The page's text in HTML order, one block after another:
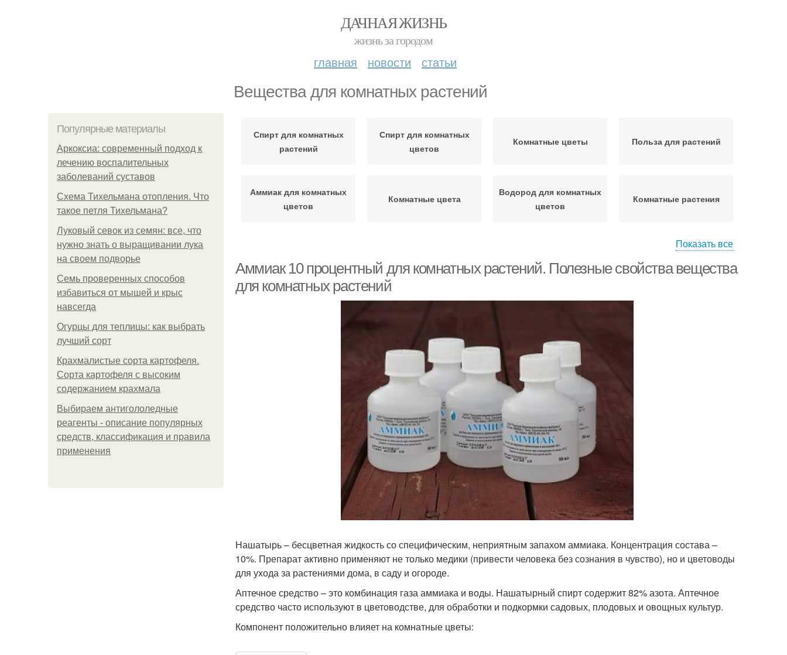
ДАЧНАЯ ЖИЗНЬ
жизнь за городом
главная новости статьи
Вещества для комнатных растений
Популярные материалы
Аркоксиа: современный подход к
лечению воспалительных
заболеваний суставов
Схема Тихельмана отопления. Что
такое петля Тихельмана?
Луковый севок из семян: все, что
нужно знать о выращивании лука
на своем подворье
Семь проверенных способов
избавиться от мышей и крыс
навсегда
Огурцы для теплицы: как выбрать
лучший сорт
Крахмалистые сорта картофеля.
Сорта картофеля с высоким
содержанием крахмала
Выбираем антигололедные
реагенты - описание популярных
средств, классификация и правила
применения
Спирт для комнатных
растений
Спирт для комнатных
цветов
Комнатные цветы Польза для растений
Аммиак для комнатных
цветов
Комнатные цвета
Водород для комнатных
цветов
Комнатные растения
растений
Показать все
Аммиак 10 процентный для комнатных растений. Полезные свойства вещества
для комнатных растений
Нашатырь – бесцветная жидкость со специфическим, неприятным запахом аммиака. Концентрация состава –
10%. Препарат активно применяют не только медики (привести человека без сознания в чувство), но и цветоводы
для ухода за растениями дома, в саду и огороде.
Аптечное средство – это комбинация газа аммиака и воды. Нашатырный спирт содержит 82% азота. Аптечное
средство часто используют в цветоводстве, для обработки и подкормки садовых, плодовых и овощных культур.
Компонент положительно влияет на комнатные цветы: